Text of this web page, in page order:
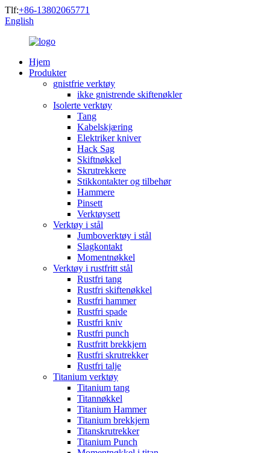
Tlf:+86-13802065771
English
Hjem
Produkter
gnistfrie verktøy
ikke gnistrende skiftenøkler
Isolerte verktøy
Tang
Kabelskjæring
Elektriker kniver
Hack Sag
Skiftnøkkel
Skrutrekkere
Stikkontakter og tilbehør
Hammere
Pinsett
Verktøysett
Verktøy i stål
Jumboverktøy i stål
Slagkontakt
Momentnøkkel
Verktøy i rustfritt stål
Rustfri tang
Rustfri skiftenøkkel
Rustfri hammer
Rustfri spade
Rustfri kniv
Rustfri punch
Rustfritt brekkjern
Rustfri skrutrekker
Rustfri talje
Titanium verktøy
Titanium tang
Titannøkkel
Titanium Hammer
Titanium brekkjern
Titanskrutrekker
Titanium Punch